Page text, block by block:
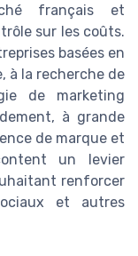
français et
sur les coûts.
basées en
à la recherche de
de marketing
à grande
de marque et
un levier
renforcer
et autres